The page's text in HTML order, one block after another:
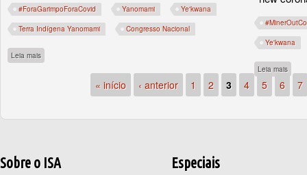
#ForaGarimpoForaCovid Yanomami Ye'kwana
Terra Indígena Yanomami Congresso Nacional
Leia mais
Ye'kwana
Leia mais
« início ‹ anterior 1 2 3 4 5 6 7
Sobre o ISA Especiais